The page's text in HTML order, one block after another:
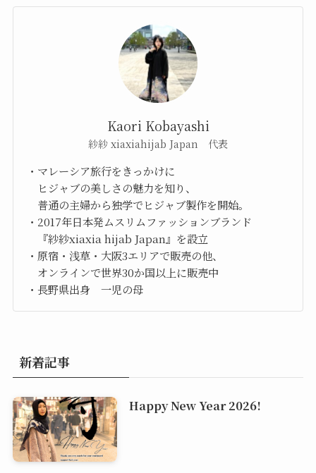
Kaori Kobayashi
紗紗 xiaxiahijab Japan 代表
・マレーシア旅行をきっかけに
ヒジャブの美しさの魅力を知り、
普通の主婦から独学でヒジャブ製作を開始。
・2017年日本発ムスリムファッションブランド
『紗紗xiaxia hijab Japan』を設立
・原宿・浅草・大阪3エリアで販売の他、
オンラインで世界30か国以上に販売中
・長野県出身 一児の母
新着記事
Happy New Year 2026!